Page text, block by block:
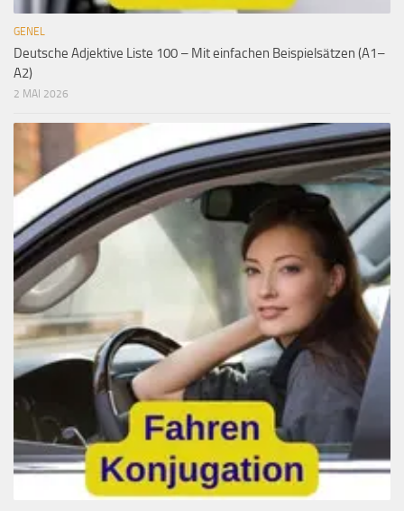
GENEL
Deutsche Adjektive Liste 100 – Mit einfachen Beispielsätzen (A1–
A2)
2 MAI 2026